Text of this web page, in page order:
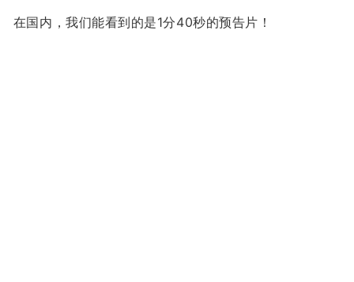
在国内，我们能看到的是1分40秒的预告片！